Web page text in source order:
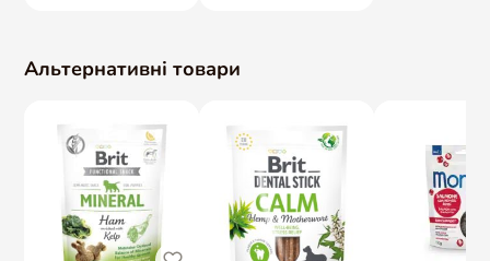
Альтернативні товари